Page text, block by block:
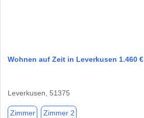
Wohnen auf Zeit in Leverkusen 1.460 €
Leverkusen, 51375
Zimmer Zimmer 2